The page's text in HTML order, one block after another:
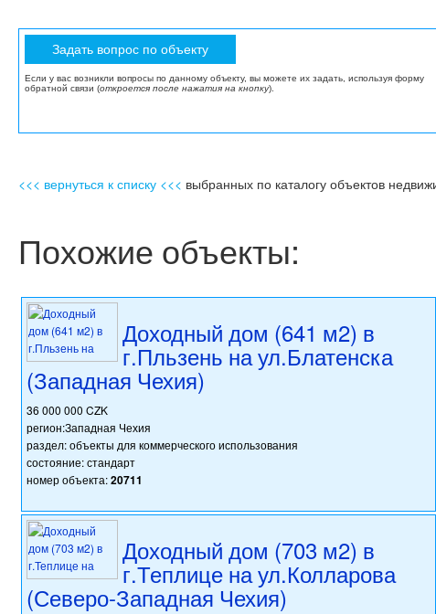
Если у вас возникли вопросы по данному объекту, вы можете их задать, используя форму
обратной связи (откроется после нажатия на кнопку).
<<< вернуться к списку <<< выбранных по каталогу объектов
Похожие объекты:
Доходный дом (641 м2) в
г.Пльзень на ул.Блатенска
(Западная Чехия)
36 000 000 CZK
регион:Западная Чехия
раздел: объекты для коммерческого использования
состояние: стандарт
номер объекта:20711
Доходный дом (703 м2) в
г.Теплице на ул.Колларова
(Северо-Западная Чехия)